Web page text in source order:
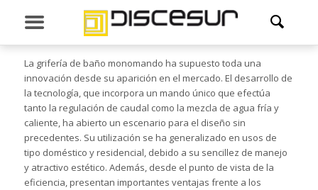
GRIFERÍA DE BAÑO MONOMANDO
La grifería de baño monomando ha supuesto toda una
innovación desde su aparición en el mercado. El desarrollo de
la tecnología, que incorpora un mando único que efectúa
tanto la regulación de caudal como la mezcla de agua fría y
caliente, ha abierto un escenario para el diseño sin
precedentes. Su utilización se ha generalizado en usos de
tipo doméstico y residencial, debido a su sencillez de manejo
y atractivo estético. Además, desde el punto de vista de la
eficiencia, presentan importantes ventajas frente a los